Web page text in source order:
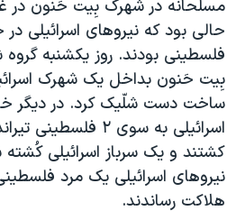
فرهنگ و زندگی
حقوق شهروندی
اقتصادی
اسرائیل در جنگ
گالری عکس
آرشیو پخش زنده
انتخابات ریاست جمهوری آمریکا ۲۰۲۴
حمله جمهوری اسلامی به اسرائیل
ورزش زنان در ایران
اعتراضات زن، زندگی، آزادی
مجموعه مستندهای دادخواهی
دنبال کنید
زبانهای مختلف
مسلّحانه در شهرک بِيت حَنون در
حالی بود که نيروهای اسرائيلی
فلسطينی بودند. روز يکشنبه
بِيت حَنون بداخل يک شهرک
ساخت دست شلّيک کرد. در ديگر
اسرائيلی به سوی ۲
کشتند و يک سرباز اسرائيلی کُشته
نيروهای اسرائيلی يک مرد
هلاکت رساندند.